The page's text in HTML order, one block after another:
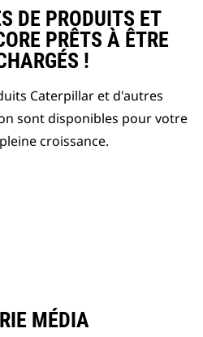
DE PRODUITS ET
PRÊTS À ÊTRE
!
Caterpillar et d'autres
sont disponibles pour votre
croissance.
MÉDIA